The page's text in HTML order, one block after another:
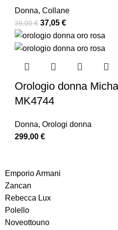
Donna, Collane
39,00€ 37,05 €
Orologio donna
MK4744
Donna, Orologi donna
299,00 €
Emporio Armani
Zancan
Rebecca Lux
Polello
Noveottouno